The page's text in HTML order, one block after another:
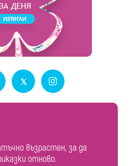
възрастен, за да
отново.